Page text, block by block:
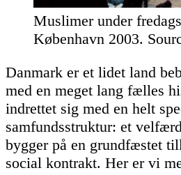
Muslimer under
København 2003.
Danmark er et lidet land
med en meget lang fælles
indrettet sig med en helt
samfundsstruktur: et
bygger på en grundfæstet
social kontrakt. Her er vi